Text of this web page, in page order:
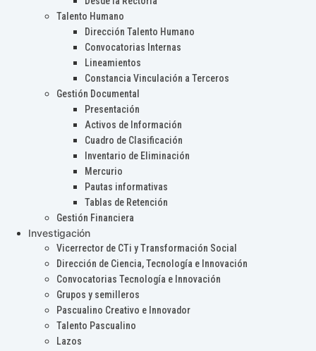
Talento Humano
Dirección Talento Humano
Convocatorias Internas
Lineamientos
Constancia Vinculación a Terceros
Gestión Documental
Presentación
Activos de Información
Cuadro de Clasificación
Inventario de Eliminación
Mercurio
Pautas informativas
Tablas de Retención
Gestión Financiera
Investigación
Vicerrector de CTi y Transformación Social
Dirección de Ciencia, Tecnología e Innovación
Convocatorias Tecnología e Innovación
Grupos y semilleros
Pascualino Creativo e Innovador
Talento Pascualino
Lazos